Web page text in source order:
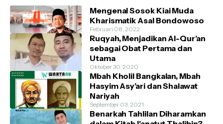
Mengenal Sosok Kiai Muda
Kharismatik Asal Bondowoso
Februari 08, 2022
Ruqyah, Menjadikan Al-Qur’an
sebagai Obat Pertama dan
Utama
Oktober 30, 2020
Mbah Kholil Bangkalan, Mbah
Hasyim Asy’ari dan Shalawat
Nariyah
September 03, 2021
Benarkah Tahlilan Diharamkan